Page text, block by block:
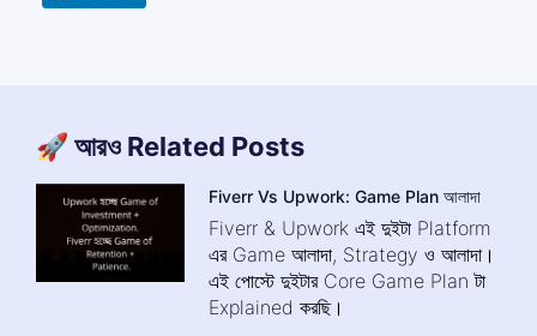
🚀 আরও Related Posts
Fiverr Vs Upwork: Game Plan আলাদা
Fiverr & Upwork এই দুইটা Platform
এর Game আলাদা, Strategy ও আলাদা।
এই পোস্টে দুইটার Core Game Plan টা
Explained করছি।